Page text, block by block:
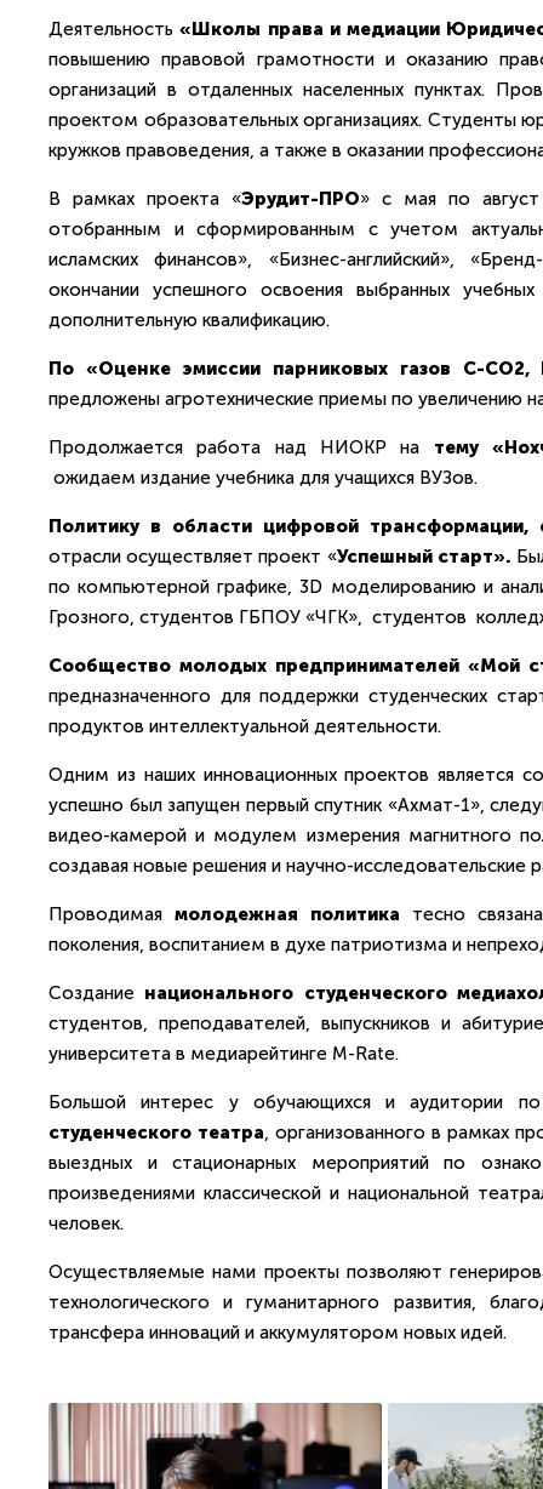
Деятельность«Школы права и медиации
повышению правовой грамотности и оказанию
организаций в отдаленных населенных пунктах.
проектом образовательных организациях. Студенты
кружков правоведения, а также в оказании
В рамках проекта «Эрудит-ПРО» с мая по
отобранным и сформированным с учетом
исламских финансов», «Бизнес-английский»,
окончании успешного освоения выбранных
дополнительную квалификацию.
По «Оценке эмиссии парниковых газов С-
предложены агротехнические приемы по увеличению
Продолжается работа над НИОКР на тему
ожидаем издание учебника для учащихся ВУЗов.
Политику в области цифровой трансформации,
отрасли осуществляет проект «Успешный старт».
по компьютерной графике, 3D моделированию и
Грозного, студентов ГБПОУ «ЧГК», студентов
Сообщество молодых предпринимателей «Мой
предназначенного для поддержки студенческих
продуктов интеллектуальной деятельности.
Одним из наших инновационных проектов является
успешно был запущен первый спутник «Ахмат-1»,
видео-камерой и модулем измерения магнитного
создавая новые решения и научно-исследовательские
Проводимая молодежная политика тесно
поколения, воспитанием в духе патриотизма и
Создание национального студенческого
студентов, преподавателей, выпускников и
университета в медиарейтинге М-Rate.
Большой интерес у обучающихся и аудитории
студенческого театра, организованного в рамках
выездных и стационарных мероприятий по
произведениями классической и национальной
человек.
Осуществляемые нами проекты позволяют
технологического и гуманитарного развития,
трансфера инноваций и аккумулятором новых идей.